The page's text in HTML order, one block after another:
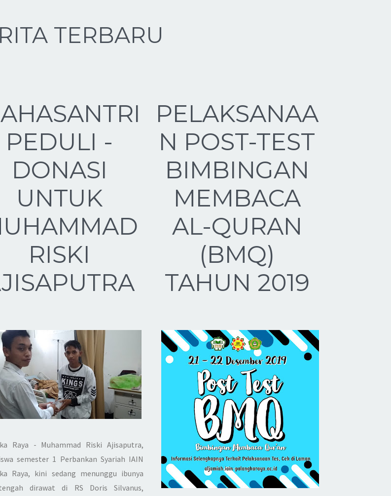
TERBARU
PEDULI -
DONASI
UNTUK
RISKI
Raya - Muhammad Riski Ajisaputra,
semester 1 Perbankan Syariah IAIN
Raya, kini sedang menunggu ibunya
dirawat di RS Doris Silvanus,
PELAKSANAA
N POST-TEST
BIMBINGAN
MEMBACA
AL-QURAN
(BMQ)
TAHUN 2019